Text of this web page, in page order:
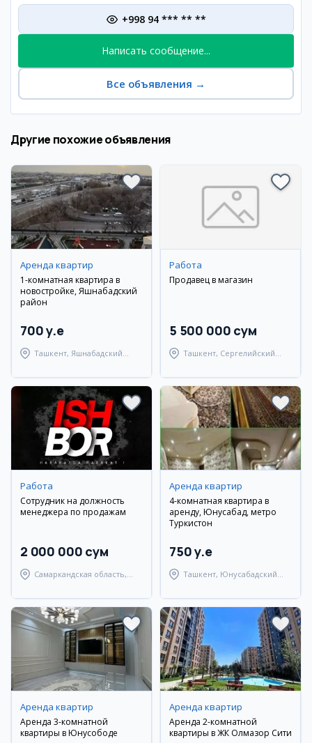
+998 94 *** ** **
Написать сообщение...
Все объявления →
Другие похожие объявления
Аренда квартир
1-комнатная квартира в
новостройке, Яшнабадский
район
700 y.e
Ташкент, Яшнабадский
Работа
Продавец в магазин
5 500 000 сум
Ташкент, Сергелийский
Работа
Сотрудник на должность
менеджера по продажам
2 000 000 сум
Самаркандская область,
Аренда квартир
4-комнатная квартира в
аренду, Юнусабад, метро
Туркистон
750 y.e
Ташкент, Юнусабадский
Аренда квартир
Аренда 3-комнатной
квартиры в Юнусободе
Аренда квартир
Аренда 2-комнатной
квартиры в ЖК Олмазор Сити